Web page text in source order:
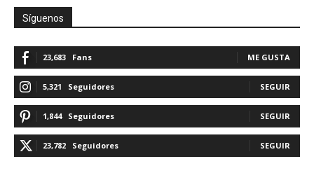
Síguenos
23,683 Fans ME GUSTA
5,321 Seguidores SEGUIR
1,844 Seguidores SEGUIR
23,782 Seguidores SEGUIR